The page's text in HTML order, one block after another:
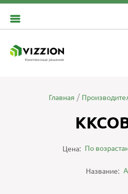
Комплексные решения
Главная
Цена: По
Название: